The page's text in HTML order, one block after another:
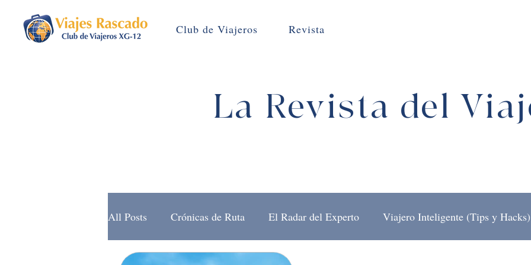
Club de Viajeros Revista
La Revista del
All Posts Crónicas de Ruta El Radar del Experto Viajero Inteligente (Tips y Hacks)